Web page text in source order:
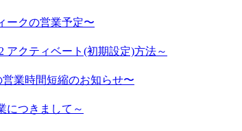
ークの営業予定〜
アクティベート(初期設定)方法～
業時間短縮のお知らせ〜
につきまして～